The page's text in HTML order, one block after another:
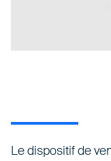
Le dispositif de